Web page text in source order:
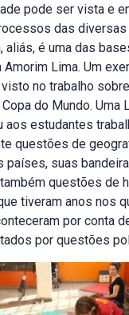
pode ser vista e
das diversas
aliás, é uma das
Amorim Lima. Um
no trabalho
do Mundo. Uma
aos estudantes
questões de
países, suas
questões de
tiveram anos nos
por conta
por questões